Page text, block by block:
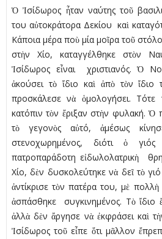
Ὁ Ἰσίδωρος ἦταν ναύτης τοῦ
του αὐτοκράτορα Δεκίου καὶ
Κάποια µέρα ποὺ μία µοῖρα τοῦ
στὴν Χίο, καταγγέλθηκε στὸν
Ἰσίδωρος εἶναι χριστιανός. Ὁ
ἀκούσει τὸ ἴδιο καὶ ἀπὸ τὸν
προσκάλεσε νὰ ὁµολογήσει. Τότε
κατόπιν τὸν ἔριξαν στὴν φυλακή. Ὁ
τὸ γεγονὸς αὐτό, ἀµέσως
στενοχωρηµένος, διότι ὁ
πατροπαράδοτη εἰδωλολατρικὴ
Χίο, δὲν δυσκολεύτηκε νὰ δεῖ τὸ
ἀντίκρισε τὸν πατέρα του, µὲ
ἀσπάσθηκε συγκινηµένος. Τὸ ἴδιο
ἀλλὰ δὲν ἄργησε νὰ ἐκφράσει καὶ
Ἰσίδωρος τοῦ εἶπε ὅτι µᾶλλον